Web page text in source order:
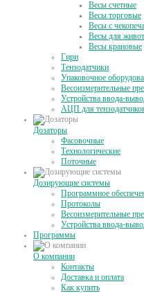
Весы счетные
Весы торговые
Весы с
Весы для
Весы крановые
Гири
Тензодатчики
Упаковочное
Весоизмерительные
Устройства ввода-
АЦП для
Дозаторы
Фасовочные
Технологические
Поточные
Дозирующие системы
Программное
Протоколы
Весоизмерительные
Устройства ввода-
Программы
О компании
Контакты
Доставка и оплата
Как купить